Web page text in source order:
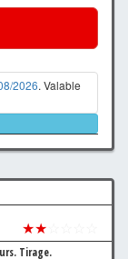
2026. Valable
★★
Tirage.